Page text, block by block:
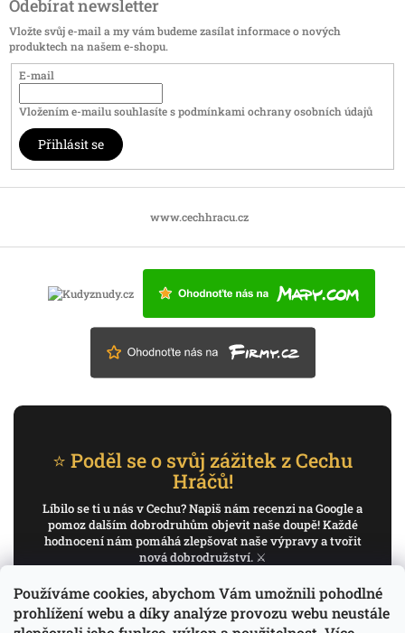
Používáme cookies, abychom Vám umožnili pohodlné
prohlížení webu a díky analýze provozu webu neustále
Odebírat newsletter
Vložte svůj e-mail a my vám budeme zasílat informace o nových
produktech na našem e-shopu.
E-mail
Vložením e-mailu souhlasíte spodmínkami ochrany osobních údajů
Přihlásit se
www.cechhracu.cz
⭐ Poděl se o svůj zážitek z Cechu
Hráčů!
Líbilo se ti u nás v Cechu? Napiš nám recenzi na Google a
pomoz dalším dobrodruhům objevit naše doupě! Každé
hodnocení nám pomáhá zlepšovat naše výpravy a tvořit
nová dobrodružství. ⚔️
✍️ Napiš recenzi na Google